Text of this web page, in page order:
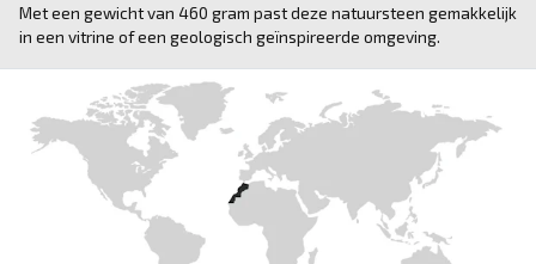
Met een gewicht van 460 gram past deze natuursteen gemakkelijk
in een vitrine of een geologisch geïnspireerde omgeving.